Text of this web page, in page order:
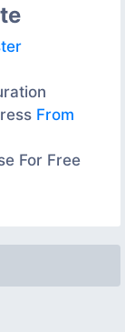
From
For Free